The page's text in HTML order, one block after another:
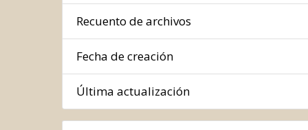
Recuento de archivos
Fecha de creación
Última actualización